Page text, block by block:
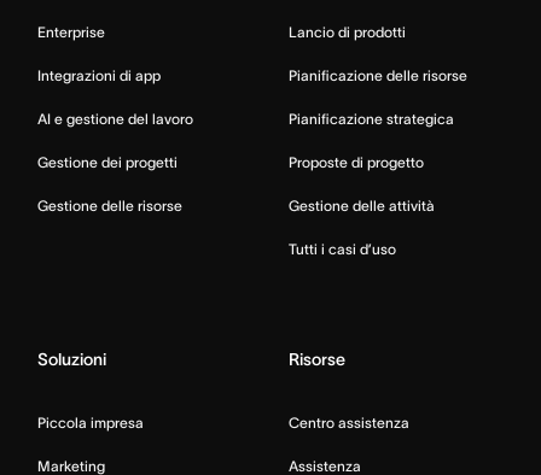
Enterprise
Integrazioni di app
AI e gestione del lavoro
Gestione dei progetti
Gestione delle risorse
Lancio di prodotti
Pianificazione delle risorse
Pianificazione strategica
Proposte di progetto
Gestione delle attività
Tutti i casi d’uso
Soluzioni
Piccola impresa
Marketing
Risorse
Centro assistenza
Assistenza